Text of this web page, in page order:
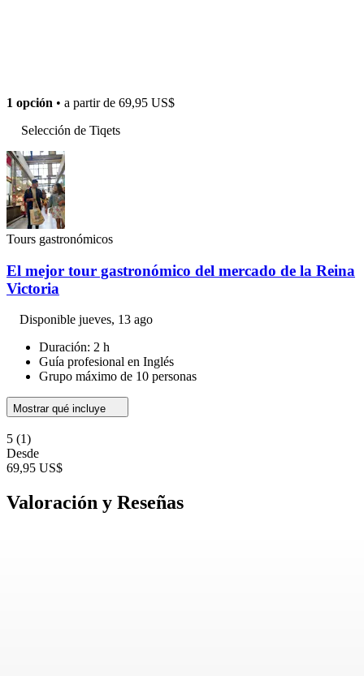
1 opción • a partir de 69,95 US$
Selección de Tiqets
Tours gastronómicos
El mejor tour gastronómico del mercado de la Reina
Victoria
Disponible jueves, 13 ago
Duración: 2 h
Guía profesional en Inglés
Grupo máximo de 10 personas
Mostrar qué incluye
5 (1)
Desde
69,95 US$
Valoración y Reseñas